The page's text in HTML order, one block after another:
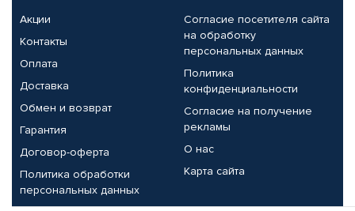
Акции
Контакты
Оплата
Доставка
Обмен и возврат
Гарантия
Договор-оферта
Политика обработки
персональных данных
Согласие посетителя сайта
на обработку
персональных данных
Политика
конфиденциальности
Согласие на получение
рекламы
О нас
Карта сайта